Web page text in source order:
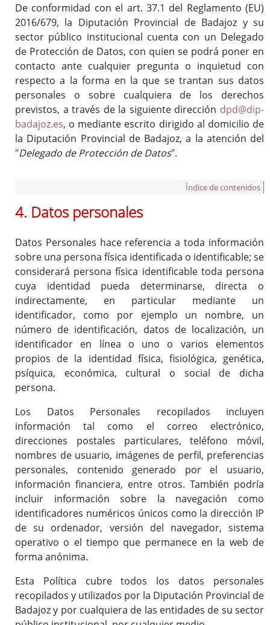
De conformidad con el art. 37.1 del Reglamento (EU)
2016/679, la Diputación Provincial de Badajoz y su
sector público institucional cuenta con un Delegado
de Protección de Datos, con quien se podrá poner en
contacto ante cualquier pregunta o inquietud con
respecto a la forma en la que se trantan sus datos
personales o sobre cualquiera de los derechos
previstos, a través de la siguiente dirección dpd@dip-
badajoz.es, o mediante escrito dirigido al domicilio de
la Diputación Provincial de Badajoz, a la atención del
"Delegado de Protección de Datos".
Índice de contenidos
4. Datos personales
Datos Personales hace referencia a toda información
sobre una persona física identificada o identificable; se
considerará persona física identificable toda persona
cuya identidad pueda determinarse, directa o
indirectamente, en particular mediante un
identificador, como por ejemplo un nombre, un
número de identificación, datos de localización, un
identificador en línea o uno o varios elementos
propios de la identidad física, fisiológica, genética,
psíquica, económica, cultural o social de dicha
persona.
Los Datos Personales recopilados incluyen
información tal como el correo electrónico,
direcciones postales particulares, teléfono móvil,
nombres de usuario, imágenes de perfil, preferencias
personales, contenido generado por el usuario,
información financiera, entre otros. También podría
incluir información sobre la navegación como
identificadores numéricos únicos como la dirección IP
de su ordenador, versión del navegador, sistema
operativo o el tiempo que permanece en la web de
forma anónima.
Esta Política cubre todos los datos personales
recopilados y utilizados por la Diputación Provincial de
Badajoz y por cualquiera de las entidades de su sector